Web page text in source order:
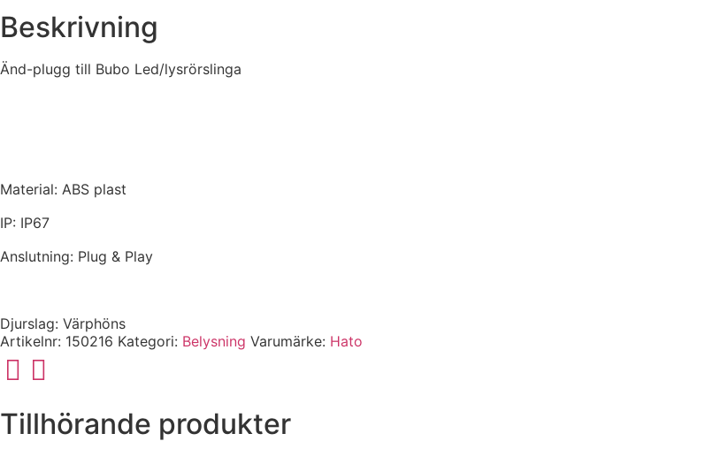
Beskrivning
Änd-plugg till Bubo Led/lysrörslinga
Material: ABS plast
IP: IP67
Anslutning: Plug & Play
Djurslag: Värphöns
Artikelnr: 150216 Kategori: Belysning Varumärke: Hato
Tillhörande produkter